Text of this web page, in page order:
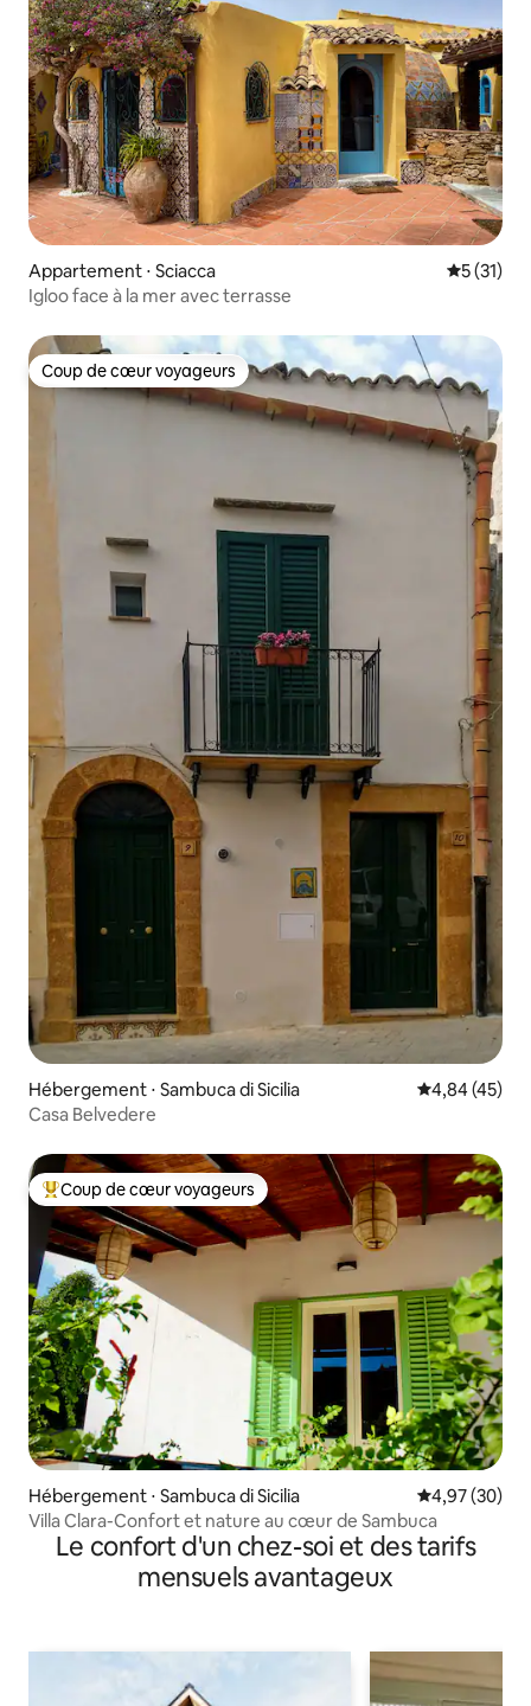
Appartement ⋅ Sciacca
5 (31)
Igloo face à la mer avec terrasse
Coup de cœur voyageurs
Coup de cœur voyageurs
Hébergement ⋅ Sambuca di Sicilia Évaluation
4,84 (45)
Casa Belvedere
Coups de cœur voyageurs les plus appréciés
Coup de cœur voyageurs
Hébergement ⋅ Sambuca di Sicilia Évaluation
4,97 (30)
Villa Clara-Confort et nature au cœur de Sambuca
Le confort d'un chez-soi et des tarifs
mensuels avantageux